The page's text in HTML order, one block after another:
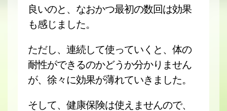
良いのと、なおかつ最初の数回は効果
も感じました。
ただし、連続して使っていくと、体の
耐性ができるのかどうか分かりません
が、徐々に効果が薄れていきました。
そして、健康保険は使えませんので、